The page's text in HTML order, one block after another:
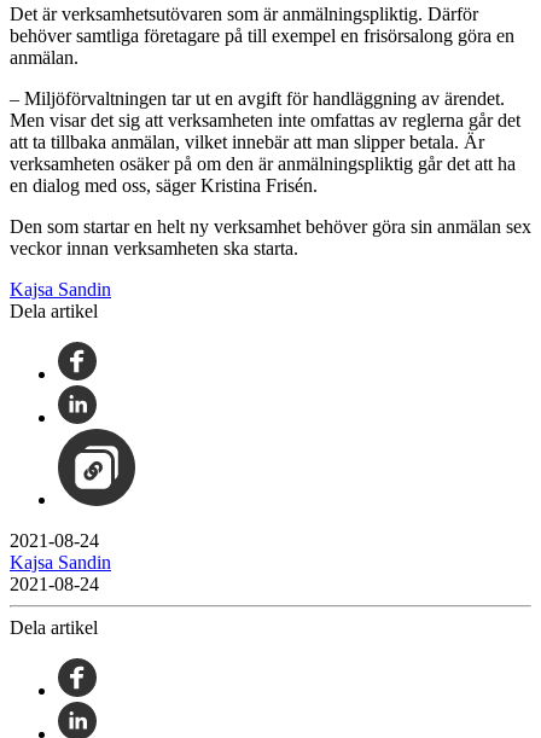
Det är verksamhetsutövaren som är anmälningspliktig. Därför
behöver samtliga företagare på till exempel en frisörsalong göra en
anmälan.
– Miljöförvaltningen tar ut en avgift för handläggning av ärendet.
Men visar det sig att verksamheten inte omfattas av reglerna går det
att ta tillbaka anmälan, vilket innebär att man slipper betala. Är
verksamheten osäker på om den är anmälningspliktig går det att ha
en dialog med oss, säger Kristina Frisén.
Den som startar en helt ny verksamhet behöver göra sin anmälan sex
veckor innan verksamheten ska starta.
Kajsa Sandin
Dela artikel
2021-08-24
Kajsa Sandin
2021-08-24
Dela artikel